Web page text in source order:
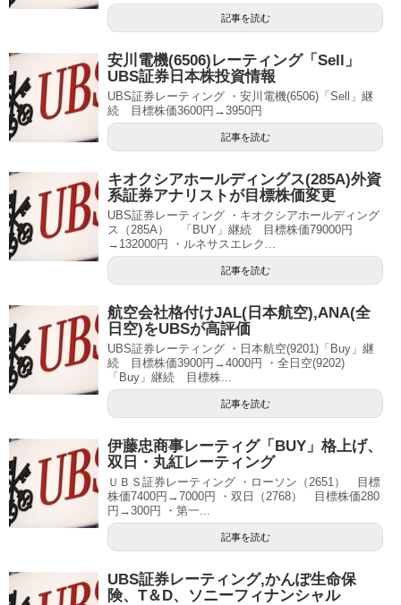
記事を読む
安川電機(6506)レーティング「Sell」
UBS証券日本株投資情報
UBS証券レーティング ・安川電機(6506)「Sell」継
続 目標株価3600円→3950円
記事を読む
キオクシアホールディングス(285A)外資
系証券アナリストが目標株価変更
UBS証券レーティング ・キオクシアホールディング
ス（285A） 「BUY」継続 目標株価79000円
→132000円 ・ルネサスエレク...
記事を読む
航空会社格付けJAL(日本航空),ANA(全
日空)をUBSが高評価
UBS証券レーティング ・日本航空(9201)「Buy」継
続 目標株価3900円→4000円 ・全日空(9202)
「Buy」継続 目標株...
記事を読む
伊藤忠商事レーティグ「BUY」格上げ、
双日・丸紅レーティング
ＵＢＳ証券レーティング ・ローソン（2651） 目標
株価7400円→7000円 ・双日（2768） 目標株価280
円→300円 ・第一...
記事を読む
UBS証券レーティング,かんぽ生命保
険、T＆D、ソニーフィナンシャル